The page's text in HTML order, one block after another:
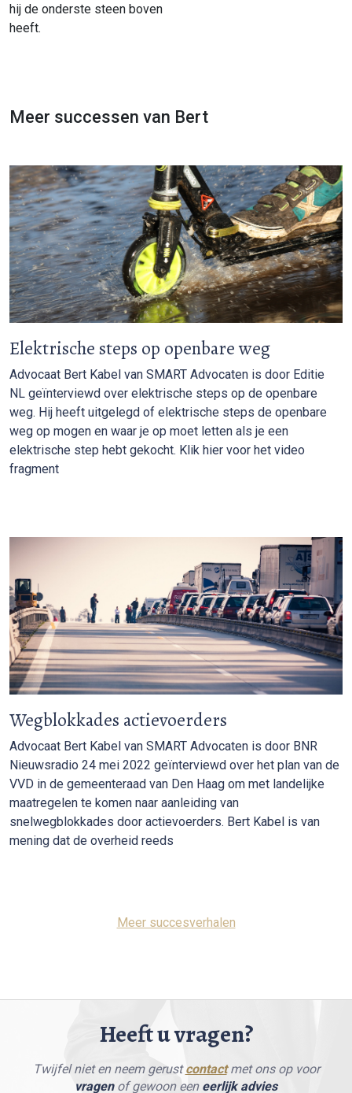
hij de onderste steen boven
heeft.
Meer successen van Bert
Elektrische steps op openbare weg
Advocaat Bert Kabel van SMART Advocaten is door Editie
NL geïnterviewd over elektrische steps op de openbare
weg. Hij heeft uitgelegd of elektrische steps de openbare
weg op mogen en waar je op moet letten als je een
elektrische step hebt gekocht. Klik hier voor het video
fragment
Wegblokkades actievoerders
Advocaat Bert Kabel van SMART Advocaten is door BNR
Nieuwsradio 24 mei 2022 geïnterviewd over het plan van de
VVD in de gemeenteraad van Den Haag om met landelijke
maatregelen te komen naar aanleiding van
snelwegblokkades door actievoerders. Bert Kabel is van
mening dat de overheid reeds
Meer succesverhalen
Heeft u vragen?
Twijfel niet en neem gerustcontactmet ons op voor
vragenof gewoon een eerlijk advies